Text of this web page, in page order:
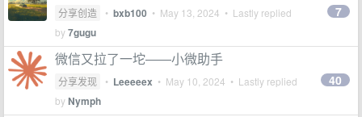
分享创造 • bxb100 • May 13, 2024 • Lastly replied
by7gugu
7
微信又拉了一坨——小微助手
分享发现 • Leeeeex • May 10, 2024 • Lastly replied
byNymph
40